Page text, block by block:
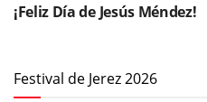
¡Feliz Día de Jesús Méndez!
Festival de Jerez 2026